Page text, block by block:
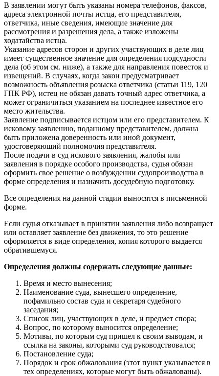
В заявлении могут быть указаны номера телефонов, факсов,
адреса электронной почты истца, его представителя,
ответчика, иные сведения, имеющие значение для
рассмотрения и разрешения дела, а также изложены
ходатайства истца.
Указание адресов сторон и других участвующих в деле лиц
имеет существенное значение для определения подсудности
дела (об этом см. ниже), а также для направления повесток и
извещений. В случаях, когда закон предусматривает
возможность объявления розыска ответчика (статьи 119, 120
ГПК РФ), истец не обязан давать точный адрес ответчика, а
может ограничиться указанием на последнее известное его
место жительства.
Заявление подписывается истцом или его представителем. К
исковому заявлению, поданному представителем, должна
быть приложена доверенность или иной документ,
удостоверяющий полномочия представителя.
После подачи в суд искового заявления, жалобы или
заявления в порядке особого производства, судья обязан
оформить свое решение о возбуждении судопроизводства в
форме определения и назначить досудебную подготовку.
Все определения на данной стадии выносятся в письменной
форме.
Если судья отказывает в принятии заявления либо возвращает
или оставляет заявление без движения, то это решение
оформляется в виде определения, копия которого выдается
обратившемуся.
Определения должны содержать следующие данные:
Время и место вынесения;
Наименование суда, вынесшего определение,
пофамильно состав суда и секретаря судебного
заседания;
Список лиц, участвующих в деле, и предмет спора;
Вопрос, по которому выносится определение;
Мотивы, по которым суд пришел к своим выводам, и
ссылка на законы, которыми суд руководствовался;
Постановление суда;
Порядок и срок обжалования (этот пункт указывается в
тех определениях, которые могут быть обжалованы).